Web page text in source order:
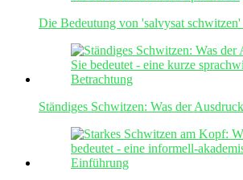
Die Bedeutung von 'salvysat
Ständiges Schwitzen: Was der